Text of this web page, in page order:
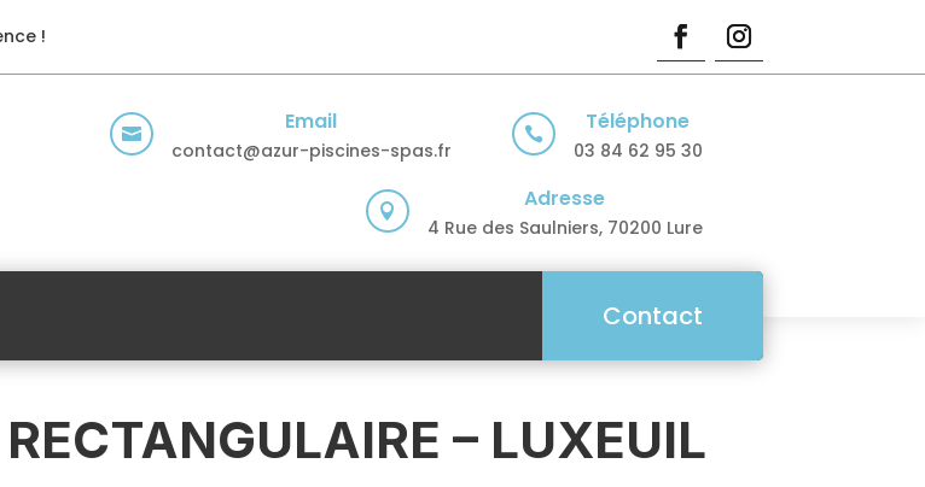
!
 Email
contact@azur-piscines-spas.fr
 Téléphone
03 84 62 95 30
 Adresse
4 Rue des Saulniers, 70200 Lure
Contact
– LUXEUIL